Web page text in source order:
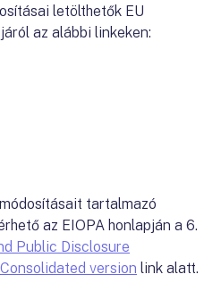
letölthetők EU
az alábbi linkeken:
tartalmazó
az EIOPA honlapján a 6.
Public Disclosure
Consolidated version link alatt.